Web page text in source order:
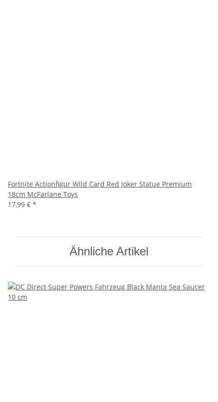
Fortnite Actionfigur Wild Card Red Joker Statue Premium
18cm McFarlane Toys
17,99 € *
Ähnliche Artikel